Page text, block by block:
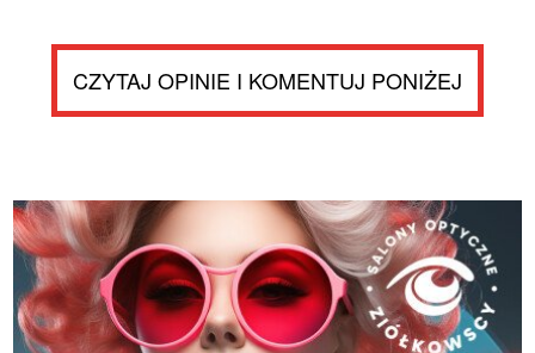
CZYTAJ OPINIE I KOMENTUJ PONIŻEJ